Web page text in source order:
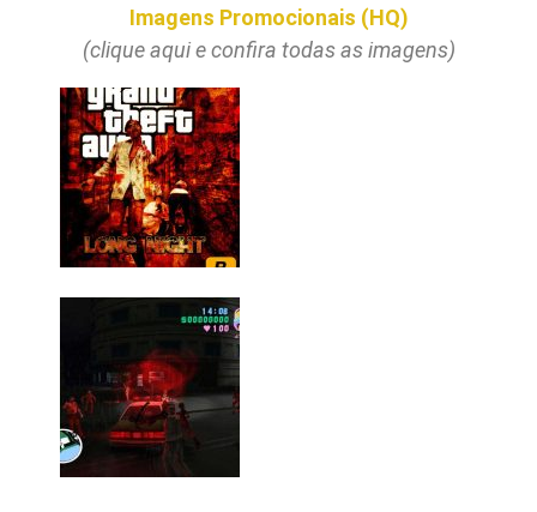
Imagens Promocionais (HQ)
(clique aqui e confira todas as imagens)